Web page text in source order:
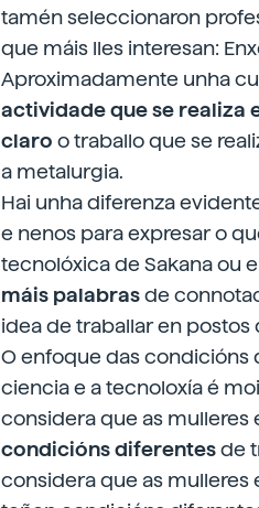
tamén seleccionaron
que máis lles interesan:
Aproximadamente unha
actividade que se realiza
claro o traballo que se
a metalurgia.
Hai unha diferenza
e nenos para expresar o
tecnolóxica de Sakana ou
máis palabrasde
idea de traballar en postos
O enfoque das condicións
ciencia e a tecnoloxía é
considera que as mulleres
condicións diferentesde
considera que as mulleres